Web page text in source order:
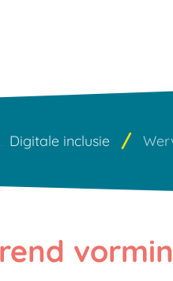
Digitale inclusie